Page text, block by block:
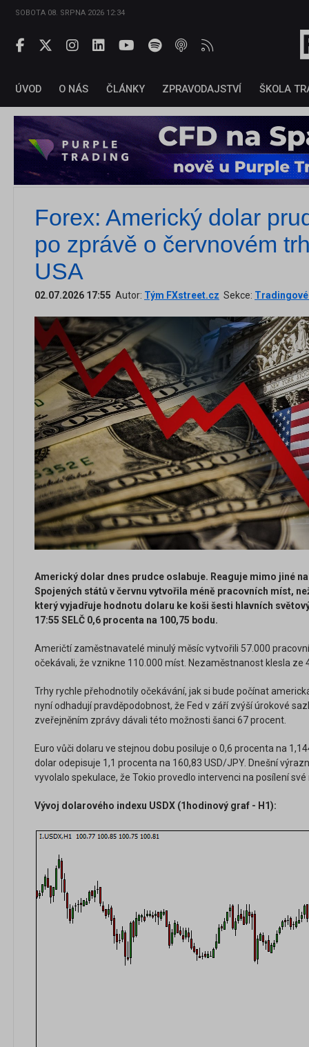
SOBOTA 08. SRPNA 2026 12:34
ÚVOD O NÁS ČLÁNKY ZPRAVODAJSTVÍ ŠKOLA
Forex: Americký dolar
po zprávě o červnovém
USA
02.07.2026 17:55 Autor: Tým FXstreet.cz Sekce: Tradingové
Americký dolar dnes prudce oslabuje. Reaguje mimo jiné
Spojených států v červnu vytvořila méně pracovních míst,
který vyjadřuje hodnotu dolaru ke koši šesti hlavních
17:55 SELČ 0,6 procenta na 100,75 bodu.
Američtí zaměstnavatelé minulý měsíc vytvořili 57.000
očekávali, že vznikne 110.000 míst. Nezaměstnanost klesla ze
Trhy rychle přehodnotily očekávání, jak si bude počínat
nyní odhadují pravděpodobnost, že Fed v září zvýší úrokové
zveřejněním zprávy dávali této možnosti šanci 67 procent.
Euro vůči dolaru ve stejnou dobu posiluje o 0,6 procenta na
dolar odepisuje 1,1 procenta na 160,83 USD/JPY. Dnešní
vyvolalo spekulace, že Tokio provedlo intervenci na posílení
Vývoj dolarového indexu USDX (1hodinový graf - H1):